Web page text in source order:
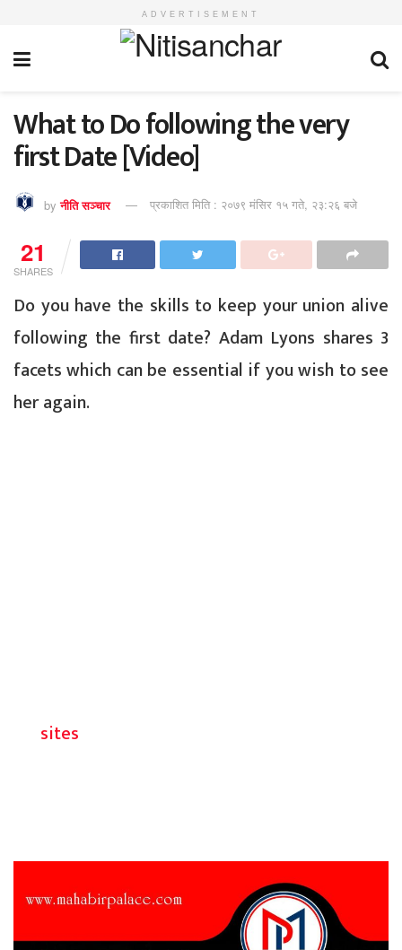
ADVERTISEMENT
What to Do following the very
first Date [Video]
by नीति सञ्चार प्रकाशित मिति : २०७९ मंसिर १५ गते, २३:२६ बजे
21
SHARES
Do you have the skills to keep your union alive
following the first date? Adam Lyons shares 3
facets which can be essential if you wish to see
her again.
sites